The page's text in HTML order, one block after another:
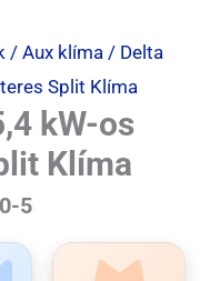
/ Aux klíma / Delta
Split Klíma
kW-os
Klíma
5